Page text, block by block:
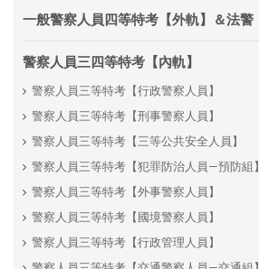
一般警察人員四等特考【外軌】＆法警
警察人員三四等特考【內軌】
警察人員三等特考【行政警察人員】
警察人員三等特考【刑事警察人員】
警察人員三等特考【三等公共安全人員】
警察人員三等特考【犯罪防治人員—預防組】
警察人員三等特考【外事警察人員】
警察人員三等特考【國境警察人員】
警察人員三等特考【行政管理人員】